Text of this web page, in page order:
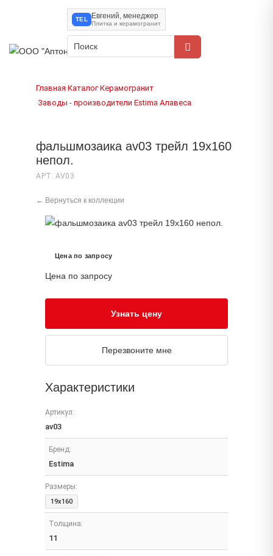
TEL Евгений, менеджер
Плитка и керамогранит
Главная›Каталог›Керамогранит
›Заводы - производители›Estima›Алавеса
фальшмозаика av03 трейл 19x160
непол.
АРТ. AV03
← Вернуться к коллекции
Цена по запросу
Цена по запросу
Узнать цену
Перезвоните мне
Характеристики
Артикул:
av03
Бренд:
Estima
Размеры:
19x160
Толщина:
11